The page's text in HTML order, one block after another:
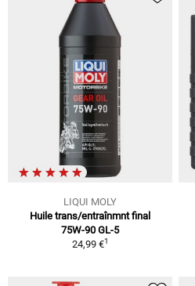
LIQUI MOLY
Huile trans/entraînmnt final
75W-90 GL-5
24,99 €1